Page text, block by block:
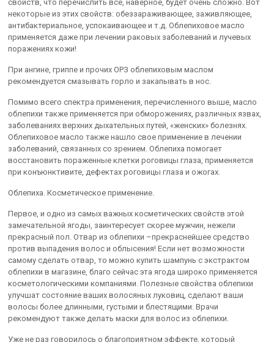
свойств, что перечислить все, наверное, будет очень сложно. Вот
некоторые из этих свойств: обеззараживающее, заживляющее,
антибактериальное, успокаивающее и т.д. Облепиховое масло
применяется даже при лечении раковых заболеваний и лучевых
поражениях кожи!
При ангине, гриппе и прочих ОРЗ облепиховым маслом
рекомендуется смазывать горло и закапывать в нос.
Помимо всего спектра применения, перечисленного выше, масло
облепихи также применяется при обморожениях, различных язвах,
заболеваниях верхних дыхательных путей, «женских» болезнях.
Облепиховое масло также нашло свое применение в лечении
заболеваний, связанных со зрением. Облепиха помогает
восстановить пораженные клетки роговицы глаза, применяется
при конъюнктивите, дефектах роговицы глаза и ожогах.
Облепиха. Косметическое применение.
Первое, и одно из самых важных косметических свойств этой
замечательной ягоды, заинтересует скорее мужчин, нежели
прекрасный пол. Отвар из облепихи –прекраснейшее средство
против выпадения волос и облысения! Если нет возможности
самому сделать отвар, то можно купить шампунь с экстрактом
облепихи в магазине, благо сейчас эта ягода широко применяется
косметологическими компаниями. Полезные свойства облепихи
улучшат состояние ваших волосяных луковиц, сделают ваши
волосы более длинными, густыми и блестящими. Врачи
рекомендуют также делать маски для волос из облепихи.
Уже не раз говорилось о благоприятном эффекте, который